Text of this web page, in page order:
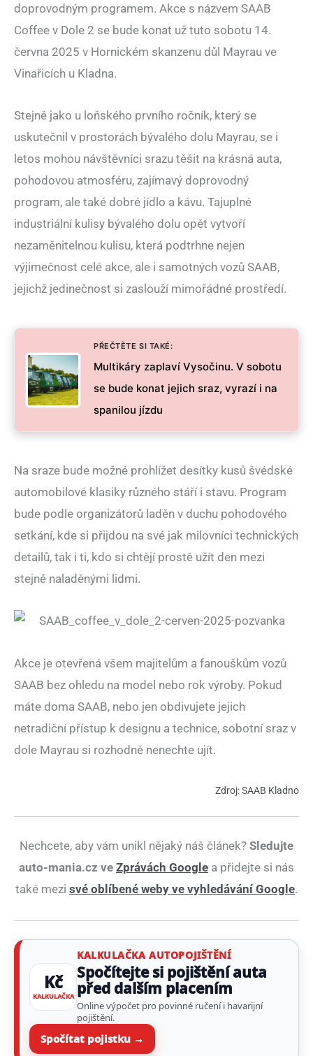
doprovodným programem. Akce s názvem SAAB
Coffee v Dole 2 se bude konat už tuto sobotu 14.
června 2025 v Hornickém skanzenu důl Mayrau ve
Vinařicích u Kladna.
Stejně jako u loňského prvního ročník, který se
uskutečnil v prostorách bývalého dolu Mayrau, se i
letos mohou návštěvníci srazu těšit na krásná auta,
pohodovou atmosféru, zajímavý doprovodný
program, ale také dobré jídlo a kávu. Tajuplné
industriální kulisy bývalého dolu opět vytvoří
nezaměnitelnou kulisu, která podtrhne nejen
výjimečnost celé akce, ale i samotných vozů SAAB,
jejichž jedinečnost si zaslouží mimořádné prostředí.
PŘEČTĚTE SI TAKÉ:
Multikáry zaplaví Vysočinu. V sobotu
se bude konat jejich sraz, vyrazí i na
spanilou jízdu
Na sraze bude možné prohlížet desítky kusů švédské
automobilové klasiky různého stáří i stavu. Program
bude podle organizátorů laděn v duchu pohodového
setkání, kde si přijdou na své jak milovníci technických
detailů, tak i ti, kdo si chtějí prostě užít den mezi
stejně naladěnými lidmi.
Akce je otevřená všem majitelům a fanouškům vozů
SAAB bez ohledu na model nebo rok výroby. Pokud
máte doma SAAB, nebo jen obdivujete jejich
netradiční přístup k designu a technice, sobotní sraz v
dole Mayrau si rozhodně nenechte ujít.
Zdroj: SAAB Kladno
Nechcete, aby vám unikl nějaký náš článek? Sledujte
auto-mania.cz ve Zprávách Google a přidejte si nás
také mezi své oblíbené weby ve vyhledávání Google.
Kč
KALKULAČKA
KALKULAČKA AUTOPOJIŠTĚNÍ
Spočítejte si pojištění auta
před dalším placením
Online výpočet pro povinné ručení i havarijní
pojištění.
Spočítat pojistku →